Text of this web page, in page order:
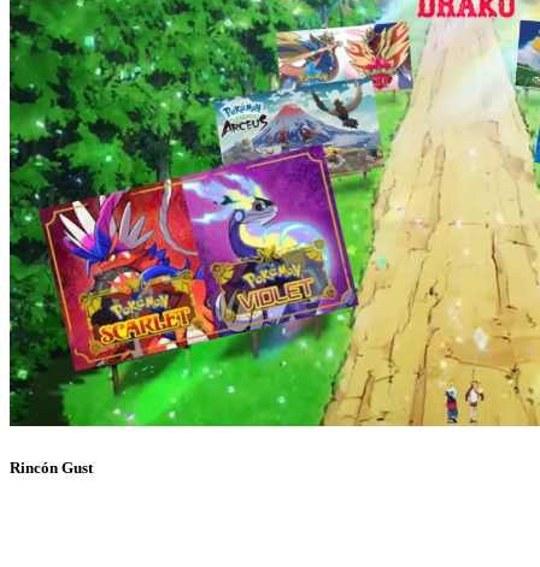
Rincón Gust